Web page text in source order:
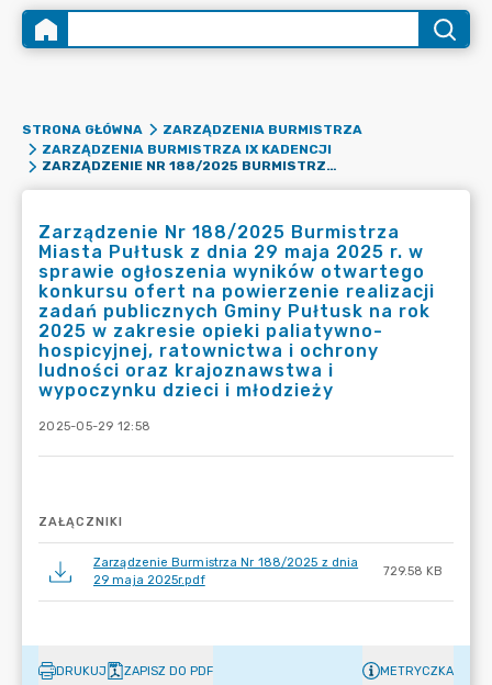
STRONA GŁÓWNA
ZARZĄDZENIA BURMISTRZA
ZARZĄDZENIA BURMISTRZA IX KADENCJI
ZARZĄDZENIE NR 188/2025 BURMISTRZA MIASTA PUŁTUSK Z DNIA 29 MAJA 2025 R. W SPRAWIE OGŁOSZENIA WYNIKÓW OTWARTEGO KONKURSU OFERT NA POWIERZENIE REALIZACJI ZADAŃ PUBLICZNYCH GMINY PUŁTUSK NA ROK 2025 W ZAKRESIE OPIEKI PALIATYWNO-HOSPICYJNEJ, RATOWNICTWA I OCHRONY LUDNOŚCI ORAZ KRAJOZNAWSTWA I WYPOCZYNKU DZIECI I MŁODZIEŻY
Zarządzenie Nr 188/2025 Burmistrza
Miasta Pułtusk z dnia 29 maja 2025 r. w
sprawie ogłoszenia wyników otwartego
konkursu ofert na powierzenie realizacji
zadań publicznych Gminy Pułtusk na rok
2025 w zakresie opieki paliatywno-
hospicyjnej, ratownictwa i ochrony
ludności oraz krajoznawstwa i
wypoczynku dzieci i młodzieży
2025-05-29 12:58
ZAŁĄCZNIKI
Zarządzenie Burmistrza Nr 188/2025 z dnia
29 maja 2025r.pdf
729.58 KB
DRUKUJ ZAPISZ DO PDF METRYCZKA